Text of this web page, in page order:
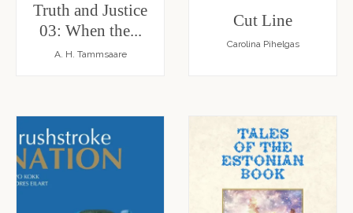
Truth and Justice
03: When the...
A. H. Tammsaare
Cut Line
Carolina Pihelgas